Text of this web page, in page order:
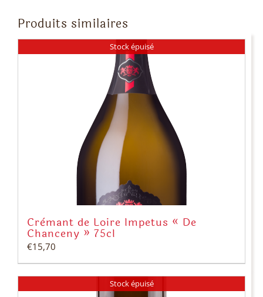
Produits similaires
Stock épuisé
Crémant de Loire Impetus « De
Chanceny » 75cl
€15,70
Stock épuisé